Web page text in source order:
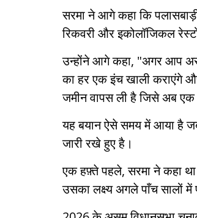
सरमा ने आगे कहा कि
रिकवरी और इकोलॉजिकल
उन्होंने आगे कहा, "अगर आप
का हर एक इंच खाली कराएंगे
जमीन वापस ली है जिसे अब एक
यह बयान ऐसे समय में आया है
जारी रखे हुए है।
एक हफ़्ते पहले, सरमा ने कहा था
उसका लक्ष्य अगले पाँच सालों में